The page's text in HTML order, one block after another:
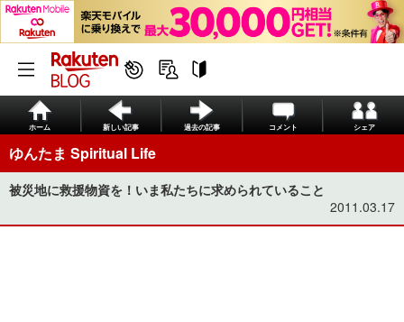
ホーム 新しい記事 過去の記事 コメント シェア
ゆんたま Spiritual Life
被災地に救援物資を！いま私たちに求められていること
2011.03.17